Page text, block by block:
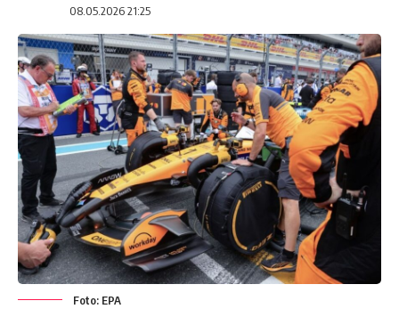
08.05.2026 21:25
Foto: EPA